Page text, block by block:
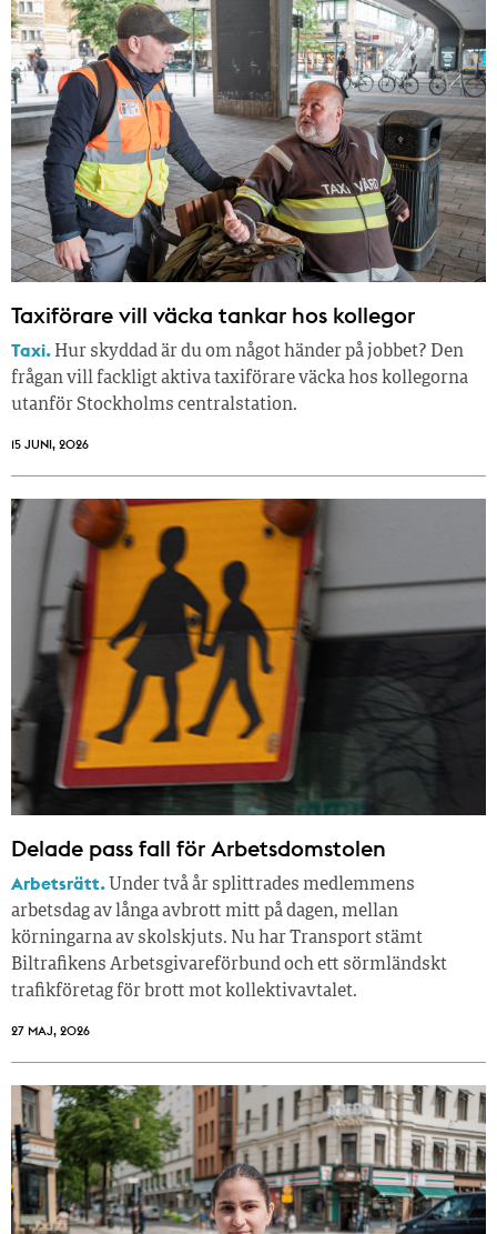
Taxiförare vill väcka tankar hos kollegor
Taxi. Hur skyddad är du om något händer på jobbet? Den
frågan vill fackligt aktiva taxiförare väcka hos kollegorna
utanför Stockholms centralstation.
15 JUNI, 2026
Delade pass fall för Arbetsdomstolen
Arbetsrätt. Under två år splittrades medlemmens
arbetsdag av långa avbrott mitt på dagen, mellan
körningarna av skolskjuts. Nu har Transport stämt
Biltrafikens Arbetsgivareförbund och ett sörmländskt
trafikföretag för brott mot kollektivavtalet.
27 MAJ, 2026